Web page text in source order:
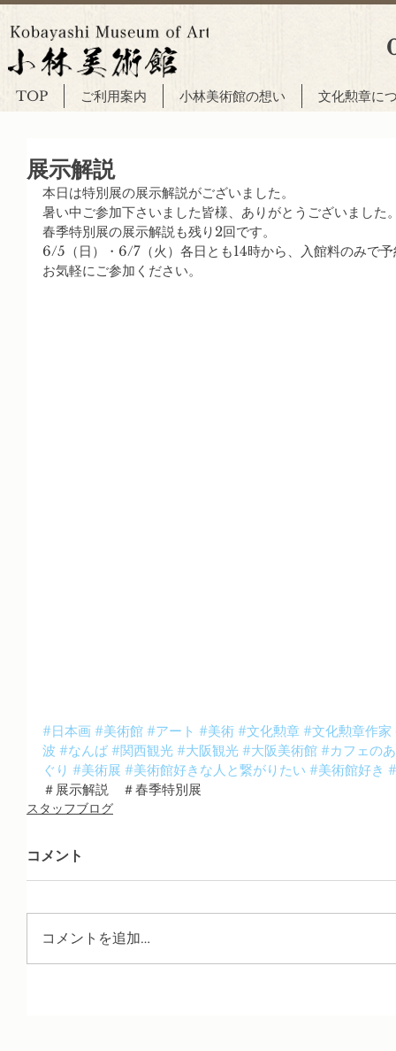
TOP ご利用案内 小林美術館の想い 文化勲章に
展示解説
本日は特別展の展示解説がございました。
暑い中ご参加下さいました皆様、ありがとうございました
春季特別展の展示解説も残り2回です。
6/5（日）・6/7（火）各日とも14時から、入館料のみで
お気軽にご参加ください。
#日本画 #美術館 #アート #美術 #文化勲章 #文化勲章作家
波 #なんば #関西観光 #大阪観光 #大阪美術館 #カフェの
ぐり #美術展 #美術館好きな人と繋がりたい #美術館好き
＃展示解説　＃春季特別展
スタッフブログ
コメント
コメントを追加…